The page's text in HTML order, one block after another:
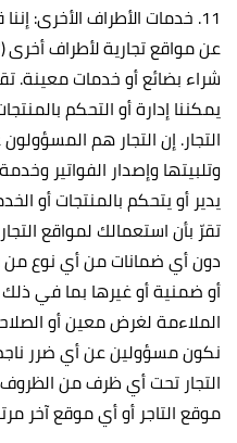
11. خدمات الأطراف الأخرى:
عن مواقع تجارية لأطراف أخرى
شراء بضائع أو خدمات معينة.
يمكننا إدارة أو التحكم
التجار. إن التجار هم
وتلبيتها وإصدار الفواتير
يدير أو يتحكم بالمنتجات أو
تقرّ بأن استعمالك لمواقع
دون أي ضمانات من أي نوع من
أو ضمنية أو غيرها بما في
الملاءمة لغرض معين أو
نكون مسؤولين عن أي ضرر
التجار تحت أي ظرف من
موقع التاجر أو أي موقع آخر